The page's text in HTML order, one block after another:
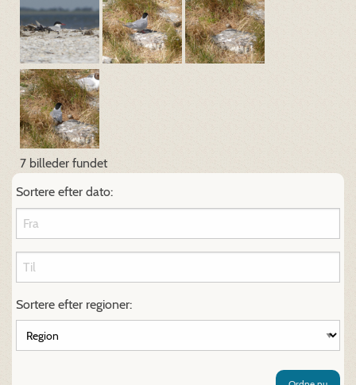
7 billeder fundet
Sortere efter dato:
Sortere efter regioner: